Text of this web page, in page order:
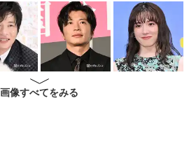
画像すべてをみる